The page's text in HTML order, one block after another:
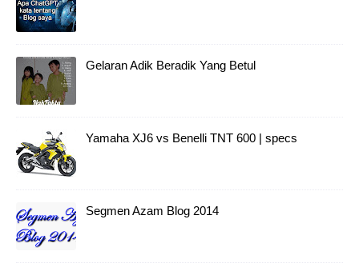
Gelaran Adik Beradik Yang Betul
Yamaha XJ6 vs Benelli TNT 600 | specs
Segmen Azam Blog 2014